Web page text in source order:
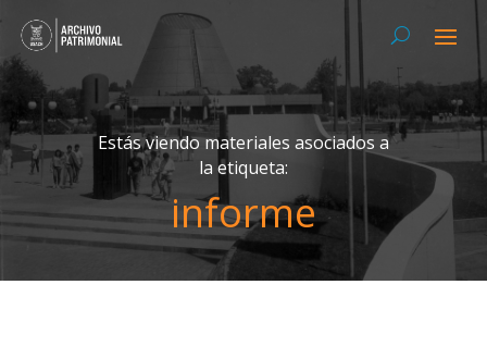
Estás viendo materiales asociados a
la etiqueta:
informe